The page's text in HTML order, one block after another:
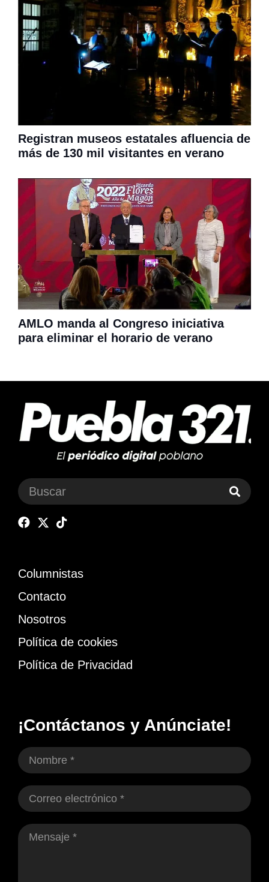
Registran museos estatales afluencia de
más de 130 mil visitantes en verano
AMLO manda al Congreso iniciativa
para eliminar el horario de verano
Columnistas
Contacto
Nosotros
Política de cookies
Política de Privacidad
¡Contáctanos y Anúnciate!